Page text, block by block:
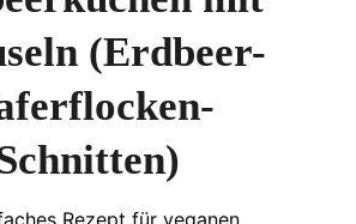
(Erdbeer-
Rezept für veganen